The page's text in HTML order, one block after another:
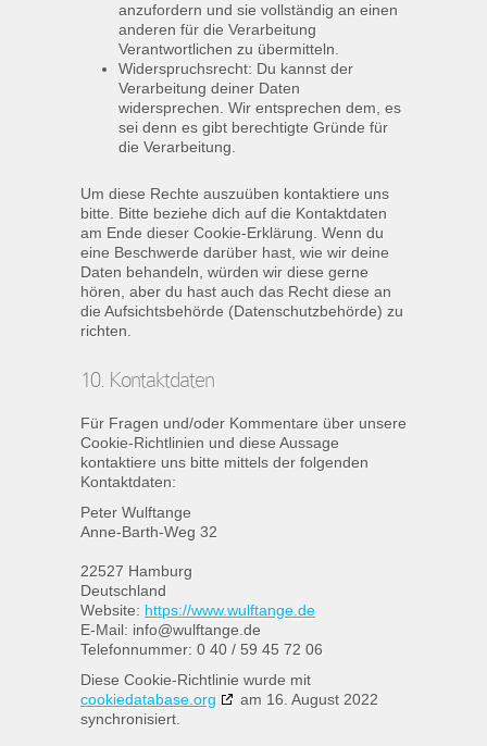
anzufordern und sie vollständig an einen
anderen für die Verarbeitung
Verantwortlichen zu übermitteln.
Widerspruchsrecht: Du kannst der
Verarbeitung deiner Daten
widersprechen. Wir entsprechen dem, es
sei denn es gibt berechtigte Gründe für
die Verarbeitung.
Um diese Rechte auszuüben kontaktiere uns
bitte. Bitte beziehe dich auf die Kontaktdaten
am Ende dieser Cookie-Erklärung. Wenn du
eine Beschwerde darüber hast, wie wir deine
Daten behandeln, würden wir diese gerne
hören, aber du hast auch das Recht diese an
die Aufsichtsbehörde (Datenschutzbehörde) zu
richten.
10. Kontaktdaten
Für Fragen und/oder Kommentare über unsere
Cookie-Richtlinien und diese Aussage
kontaktiere uns bitte mittels der folgenden
Kontaktdaten:
Peter Wulftange
Anne-Barth-Weg 32
22527 Hamburg
Deutschland
Website: https://www.wulftange.de
E-Mail: info@wulftange.de
Telefonnummer: 0 40 / 59 45 72 06
Diese Cookie-Richtlinie wurde mit
cookiedatabase.org
am 16. August 2022
synchronisiert.